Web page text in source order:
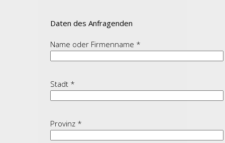
Daten des Anfragenden
Name oder Firmenname *
Stadt *
Provinz *